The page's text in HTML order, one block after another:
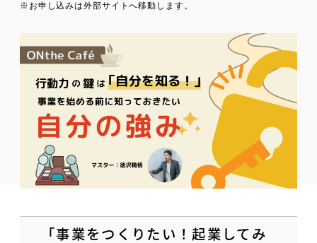
「事業をつくりたい！起業してみ
※お申し込みは外部サイトへ移動します。